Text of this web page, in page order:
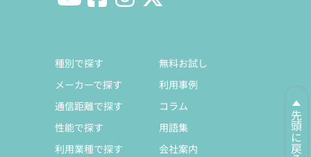
先頭に戻る
種別で探す
メーカーで探す
通信距離で探す
性能で探す
利用業種で探す
無料お試し
利用事例
コラム
用語集
会社案内